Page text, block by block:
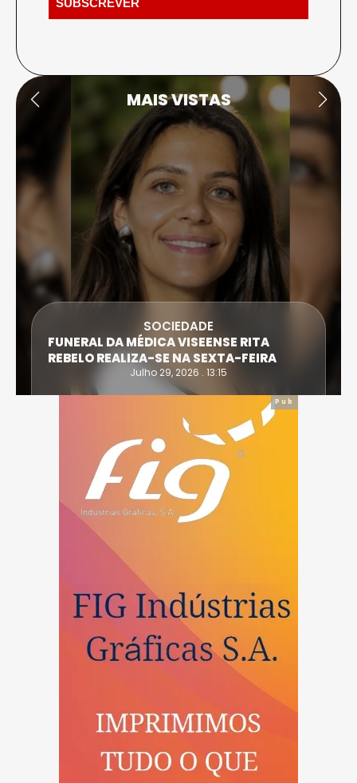
MAIS VISTAS
SOCIEDADE
FUNERAL DA MÉDICA VISEENSE RITA
REBELO REALIZA-SE NA SEXTA-FEIRA
Julho 29, 2026 . 13:15
Pub